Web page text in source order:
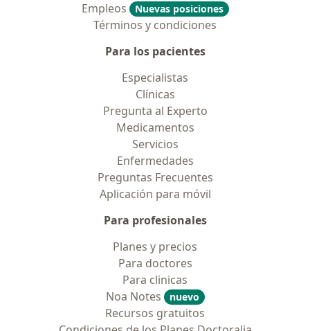
Empleos
Nuevas posiciones
Términos y condiciones
Para los pacientes
Especialistas
Clínicas
Pregunta al Experto
Medicamentos
Servicios
Enfermedades
Preguntas Frecuentes
Aplicación para móvil
Para profesionales
Planes y precios
Para doctores
Para clinicas
Noa Notes
nuevo
Recursos gratuitos